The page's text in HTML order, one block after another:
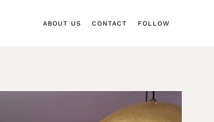
ABOUT US CONTACT FOLLOW